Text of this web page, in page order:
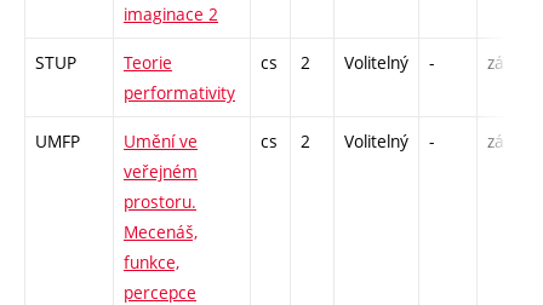
imaginace 2
STUP
Teorie
performativity
cs 2 Volitelný - zá
UMFP
Umění ve
veřejném
prostoru.
Mecenáš,
funkce,
percepce
cs 2 Volitelný - zá